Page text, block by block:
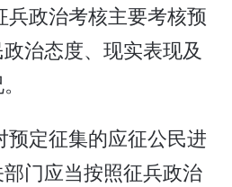
兵政治考核主要考核预
治态度、现实表现及
预定征集的应征公民进
门应当按照征兵政治